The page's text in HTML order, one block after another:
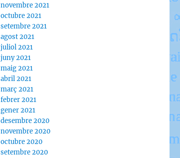
novembre 2021
octubre 2021
setembre 2021
agost 2021
juliol 2021
juny 2021
maig 2021
abril 2021
març 2021
febrer 2021
gener 2021
desembre 2020
novembre 2020
octubre 2020
setembre 2020